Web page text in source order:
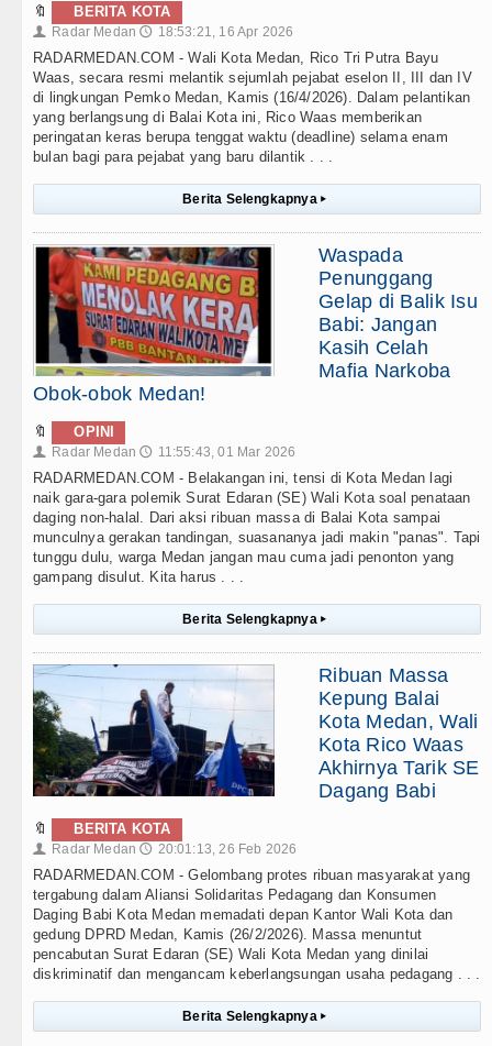
🔖 BERITA KOTA
👤 Radar Medan 🕔 18:53:21, 16 Apr 2026
RADARMEDAN.COM - Wali Kota Medan, Rico Tri Putra Bayu
Waas, secara resmi melantik sejumlah pejabat eselon II, III dan IV
di lingkungan Pemko Medan, Kamis (16/4/2026). Dalam pelantikan
yang berlangsung di Balai Kota ini, Rico Waas memberikan
peringatan keras berupa tenggat waktu (deadline) selama enam
bulan bagi para pejabat yang baru dilantik . . .
Berita Selengkapnya ▸
Waspada
Penunggang
Gelap di Balik Isu
Babi: Jangan
Kasih Celah
Mafia Narkoba
Obok-obok Medan!
🔖 OPINI
👤 Radar Medan 🕔 11:55:43, 01 Mar 2026
RADARMEDAN.COM - Belakangan ini, tensi di Kota Medan lagi
naik gara-gara polemik Surat Edaran (SE) Wali Kota soal penataan
daging non-halal. Dari aksi ribuan massa di Balai Kota sampai
munculnya gerakan tandingan, suasananya jadi makin "panas". Tapi
tunggu dulu, warga Medan jangan mau cuma jadi penonton yang
gampang disulut. Kita harus . . .
Berita Selengkapnya ▸
Ribuan Massa
Kepung Balai
Kota Medan, Wali
Kota Rico Waas
Akhirnya Tarik SE
Dagang Babi
🔖 BERITA KOTA
👤 Radar Medan 🕔 20:01:13, 26 Feb 2026
RADARMEDAN.COM - Gelombang protes ribuan masyarakat yang
tergabung dalam Aliansi Solidaritas Pedagang dan Konsumen
Daging Babi Kota Medan memadati depan Kantor Wali Kota dan
gedung DPRD Medan, Kamis (26/2/2026). Massa menuntut
pencabutan Surat Edaran (SE) Wali Kota Medan yang dinilai
diskriminatif dan mengancam keberlangsungan usaha pedagang . . .
Berita Selengkapnya ▸